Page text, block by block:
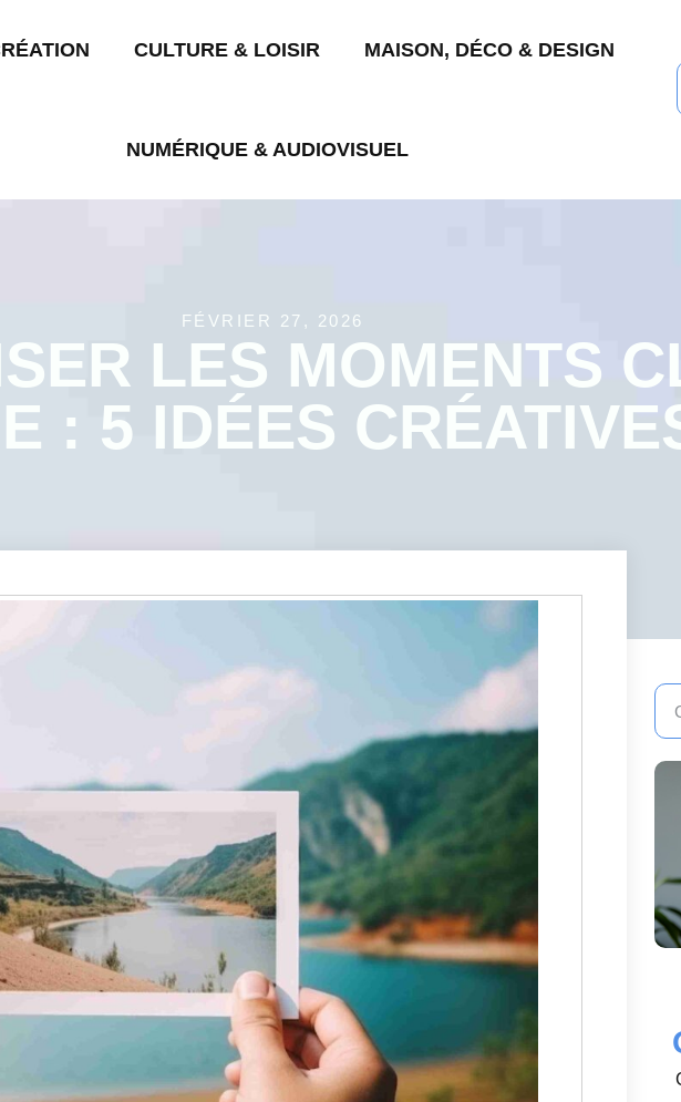
CULTURE & LOISIR MAISON, DÉCO & DESIGN
NUMÉRIQUE & AUDIOVISUEL
FÉVRIER 27, 2026
LES MOMENTS
: 5 IDÉES